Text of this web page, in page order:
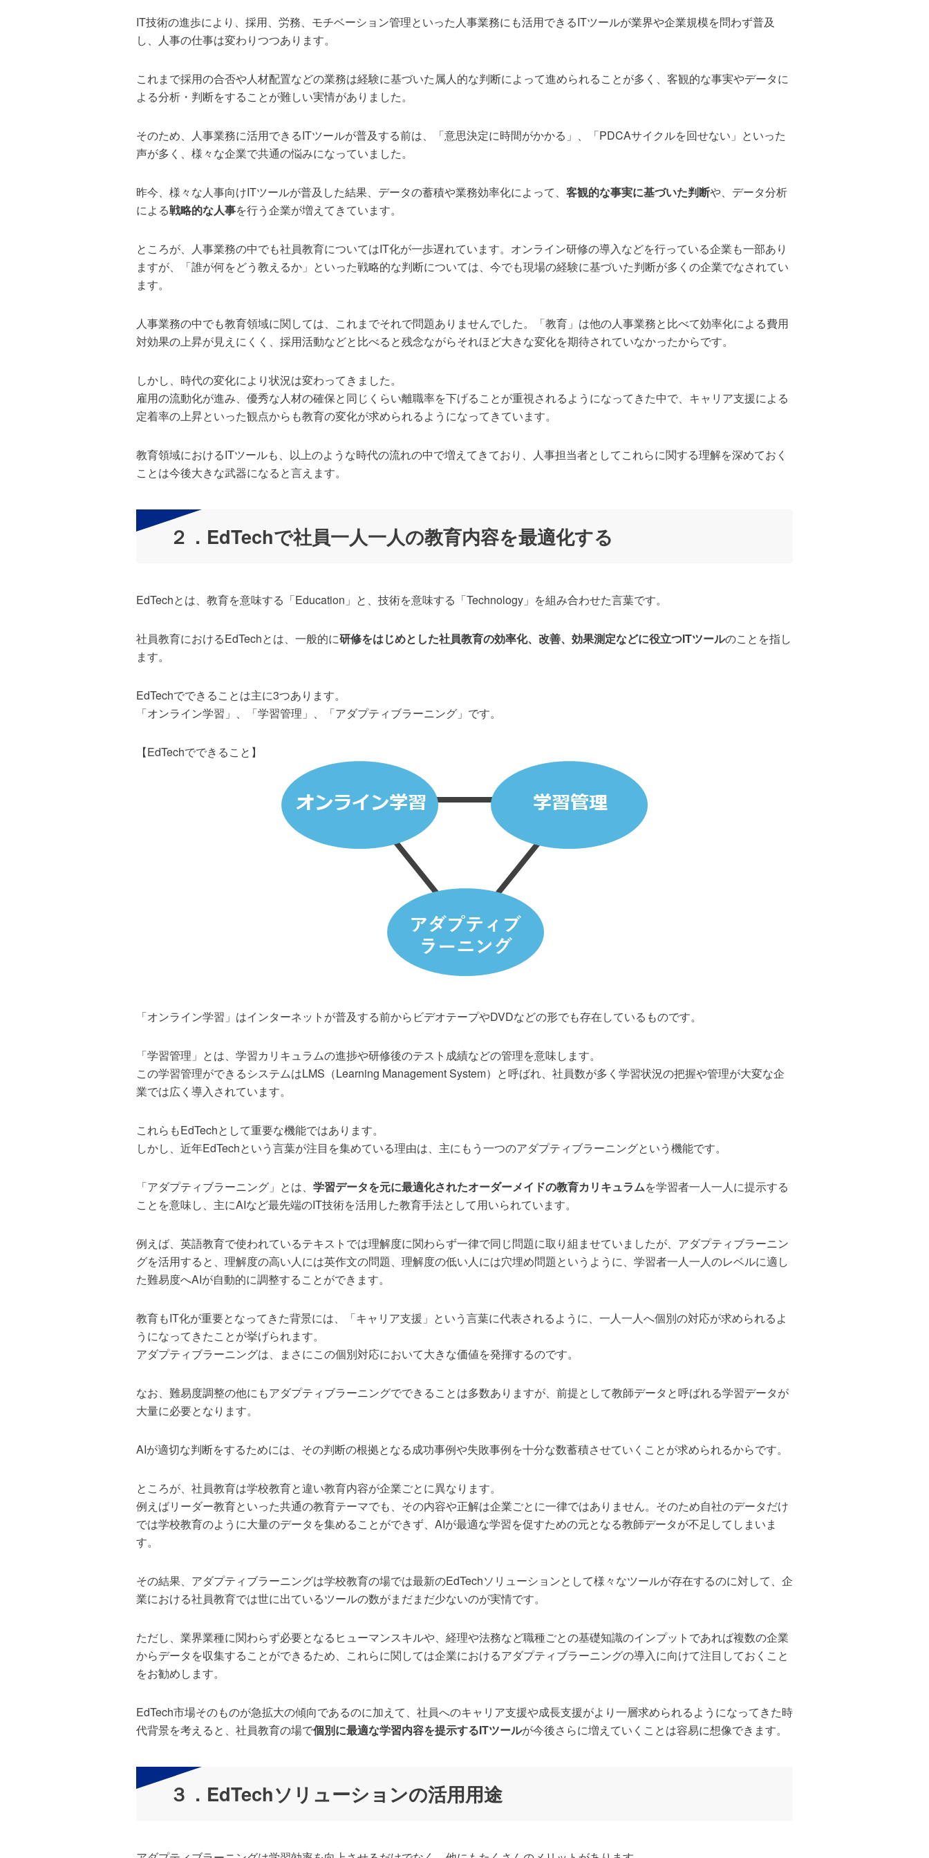
IT技術の進歩により、採用、労務、モチベーション管理といった人事業務にも活用できるITツールが業界や企業規模を問わず普及
し、人事の仕事は変わりつつあります。
これまで採用の合否や人材配置などの業務は経験に基づいた属人的な判断によって進められることが多く、客観的な事実やデータに
よる分析・判断をすることが難しい実情がありました。
そのため、人事業務に活用できるITツールが普及する前は、「意思決定に時間がかかる」、「PDCAサイクルを回せない」といった
声が多く、様々な企業で共通の悩みになっていました。
昨今、様々な人事向けITツールが普及した結果、データの蓄積や業務効率化によって、 客観的な事実に基づいた判断や、データ分析
による戦略的な人事を行う企業が増えてきています。
ところが、人事業務の中でも社員教育についてはIT化が一歩遅れています。オンライン研修の導入などを行っている企業も一部あり
ますが、「誰が何をどう教えるか」といった戦略的な判断については、今でも現場の経験に基づいた判断が多くの企業でなされてい
ます。
人事業務の中でも教育領域に関しては、これまでそれで問題ありませんでした。「教育」は他の人事業務と比べて効率化による費用
対効果の上昇が見えにくく、採用活動などと比べると残念ながらそれほど大きな変化を期待されていなかったからです。
しかし、時代の変化により状況は変わってきました。
雇用の流動化が進み、優秀な人材の確保と同じくらい離職率を下げることが重視されるようになってきた中で、キャリア支援による
定着率の上昇といった観点からも教育の変化が求められるようになってきています。
教育領域におけるITツールも、以上のような時代の流れの中で増えてきており、人事担当者としてこれらに関する理解を深めておく
ことは今後大きな武器になると言えます。
２．EdTechで社員一人一人の教育内容を最適化する
EdTechとは、教育を意味する「Education」と、技術を意味する「Technology」を組み合わせた言葉です。
社員教育におけるEdTechとは、一般的に研修をはじめとした社員教育の効率化、改善、効果測定などに役立つITツールのことを指し
ます。
EdTechでできることは主に3つあります。
「オンライン学習」、「学習管理」、「アダプティブラーニング」です。
【EdTechでできること】
「オンライン学習」はインターネットが普及する前からビデオテープやDVDなどの形でも存在しているものです。
「学習管理」とは、学習カリキュラムの進捗や研修後のテスト成績などの管理を意味します。
この学習管理ができるシステムはLMS（Learning Management System）と呼ばれ、社員数が多く学習状況の把握や管理が大変な企
業では広く導入されています。
これらもEdTechとして重要な機能ではあります。
しかし、近年EdTechという言葉が注目を集めている理由は、主にもう一つのアダプティブラーニングという機能です。
「アダプティブラーニング」とは、 学習データを元に最適化されたオーダーメイドの教育カリキュラムを学習者一人一人に提示する
ことを意味し、主にAIなど最先端のIT技術を活用した教育手法として用いられています。
例えば、英語教育で使われているテキストでは理解度に関わらず一律で同じ問題に取り組ませていましたが、アダプティブラーニン
グを活用すると、理解度の高い人には英作文の問題、理解度の低い人には穴埋め問題というように、学習者一人一人のレベルに適し
た難易度へAIが自動的に調整することができます。
教育もIT化が重要となってきた背景には、「キャリア支援」という言葉に代表されるように、一人一人へ個別の対応が求められるよ
うになってきたことが挙げられます。
アダプティブラーニングは、まさにこの個別対応において大きな価値を発揮するのです。
なお、難易度調整の他にもアダプティブラーニングでできることは多数ありますが、前提として教師データと呼ばれる学習データが
大量に必要となります。
AIが適切な判断をするためには、その判断の根拠となる成功事例や失敗事例を十分な数蓄積させていくことが求められるからです。
ところが、社員教育は学校教育と違い教育内容が企業ごとに異なります。
例えばリーダー教育といった共通の教育テーマでも、その内容や正解は企業ごとに一律ではありません。そのため自社のデータだけ
では学校教育のように大量のデータを集めることができず、AIが最適な学習を促すための元となる教師データが不足してしまいま
す。
その結果、アダプティブラーニングは学校教育の場では最新のEdTechソリューションとして様々なツールが存在するのに対して、企
業における社員教育では世に出ているツールの数がまだまだ少ないのが実情です。
ただし、業界業種に関わらず必要となるヒューマンスキルや、経理や法務など職種ごとの基礎知識のインプットであれば複数の企業
からデータを収集することができるため、これらに関しては企業におけるアダプティブラーニングの導入に向けて注目しておくこと
をお勧めします。
EdTech市場そのものが急拡大の傾向であるのに加えて、社員へのキャリア支援や成長支援がより一層求められるようになってきた時
代背景を考えると、社員教育の場で個別に最適な学習内容を提示するITツールが今後さらに増えていくことは容易に想像できます。
３．EdTechソリューションの活用用途